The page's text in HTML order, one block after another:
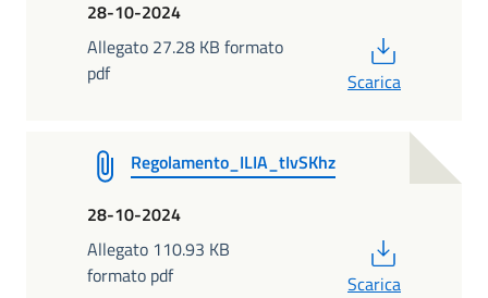
28-10-2024
Allegato 27.28 KB formato
pdf
Scarica
Regolamento_ILIA_tIvSKhz
28-10-2024
Allegato 110.93 KB
formato pdf
Scarica